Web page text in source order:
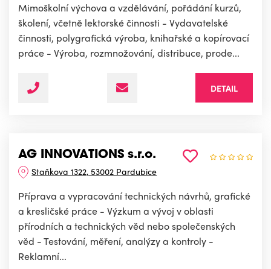
Mimoškolní výchova a vzdělávání, pořádání kurzů,
školení, včetně lektorské činnosti - Vydavatelské
činnosti, polygrafická výroba, knihařské a kopírovací
práce - Výroba, rozmnožování, distribuce, prode...
DETAIL
AG INNOVATIONS s.r.o.
Staňkova 1322, 53002 Pardubice
Příprava a vypracování technických návrhů, grafické
a kresličské práce - Výzkum a vývoj v oblasti
přírodních a technických věd nebo společenských
věd - Testování, měření, analýzy a kontroly -
Reklamní...